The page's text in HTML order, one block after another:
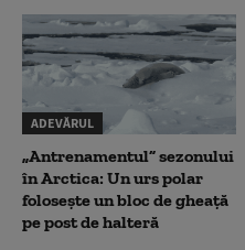
ADEVĂRUL
„Antrenamentul” sezonului
în Arctica: Un urs polar
folosește un bloc de gheață
pe post de halteră